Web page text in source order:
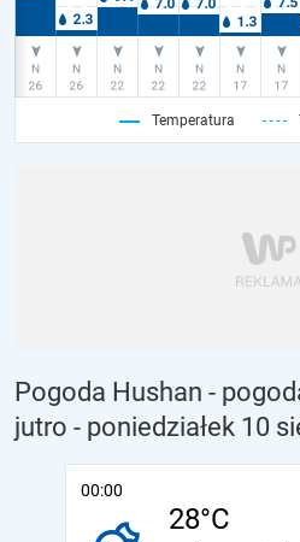
Temperatura
Pogoda Hushan -
jutro - poniedziałek 10
00:00
28°C